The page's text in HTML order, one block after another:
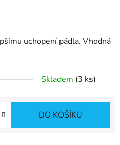
uchopení pádla. Vhodná
Skladem (3 ks)
DO KOŠÍKU